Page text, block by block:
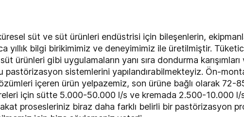
süt ve süt ürünleri endüstrisi için bileşenlerin,
yıllık bilgi birikimimiz ve deneyimimiz ile üretilmiştir.
ürünleri gibi uygulamaların yanı sıra dondurma
pastörizasyon sistemlerini yapılandırabilmekteyiz. Ön-
içeren ürün yelpazemiz, son ürüne bağlı olarak 72-85
için sütte 5.000-50.000 l/s ve kremada 2.500-10.000 l/
prosesleriniz biraz daha farklı belirli bir pastörizasyon